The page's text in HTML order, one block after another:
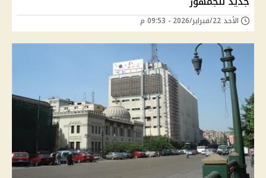
الأحد 22/فبراير/2026 - 09:53 م